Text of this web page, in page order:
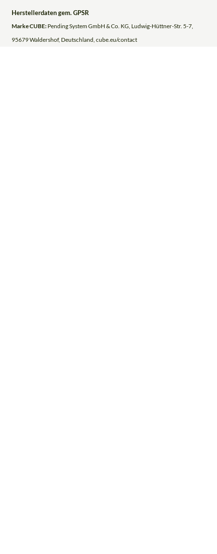
Herstellerdaten gem. GPSR
Marke CUBE: Pending System GmbH & Co. KG, Ludwig-Hüttner-Str. 5-7,
95679 Waldershof, Deutschland, cube.eu/contact